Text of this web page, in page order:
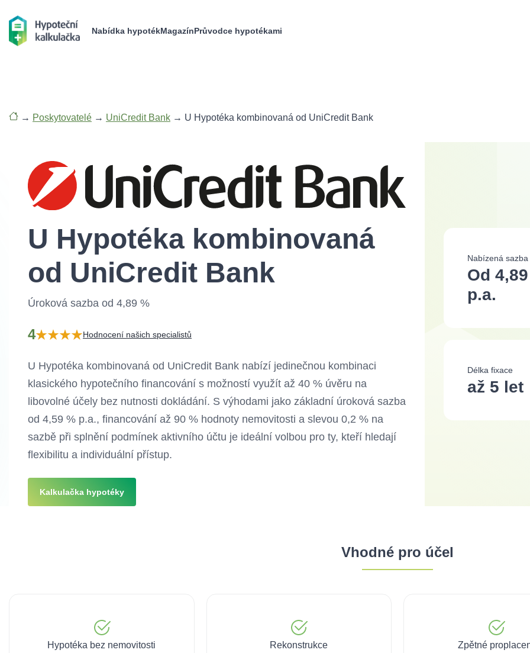
Nabídka hypotékMagazínPrůvodce hypotékami
→ Poskytovatelé → UniCredit Bank → U Hypotéka kombinovaná od UniCredit Bank
U Hypotéka kombinovaná
od UniCredit Bank
Úroková sazba od 4,89 %
4 Hodnocení našich specialistů
U Hypotéka kombinovaná od UniCredit Bank nabízí jedinečnou kombinaci
klasického hypotečního financování s možností využít až 40 % úvěru na
libovolné účely bez nutnosti dokládání. S výhodami jako základní úroková sazba
od 4,59 % p.a., financování až 90 % hodnoty nemovitosti a slevou 0,2 % na
sazbě při splnění podmínek aktivního účtu je ideální volbou pro ty, kteří hledají
flexibilitu a individuální přístup.
Kalkulačka hypotéky
Nabízená sazba
Od
p.a.
Délka fixace
až 5 let
Vhodné pro účel
Hypotéka bez nemovitosti Rekonstrukce Zpětné